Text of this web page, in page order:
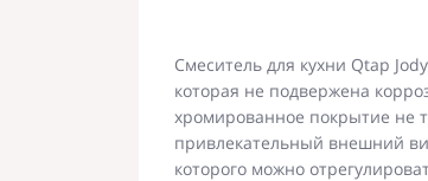
Смеситель для кухни Qtap
которая не подвержена
хромированное покрытие не
привлекательный внешний
которого можно